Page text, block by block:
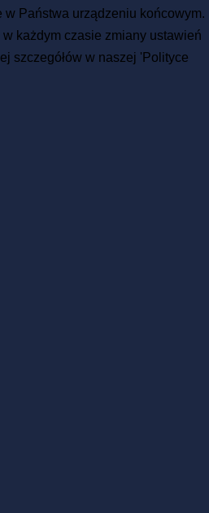
w Państwa urządzeniu końcowym.
każdym czasie zmiany ustawień
szczegółów w naszej 'Polityce